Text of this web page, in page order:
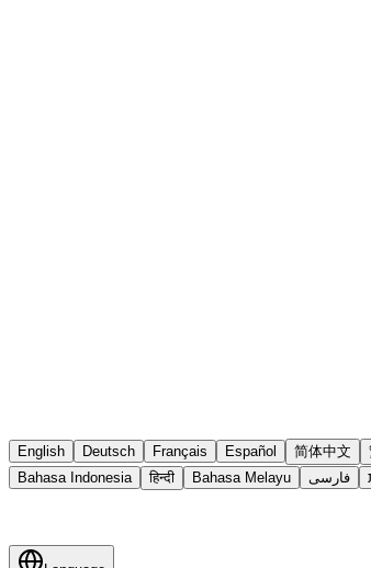
English Deutsch Français Español 简体中文
Bahasa Indonesia
हिन्दी Bahasa Melayu فارسی